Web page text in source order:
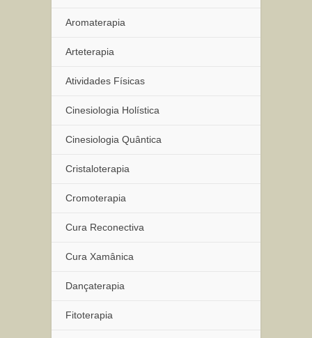
Aromaterapia
Arteterapia
Atividades Físicas
Cinesiologia Holística
Cinesiologia Quântica
Cristaloterapia
Cromoterapia
Cura Reconectiva
Cura Xamânica
Dançaterapia
Fitoterapia